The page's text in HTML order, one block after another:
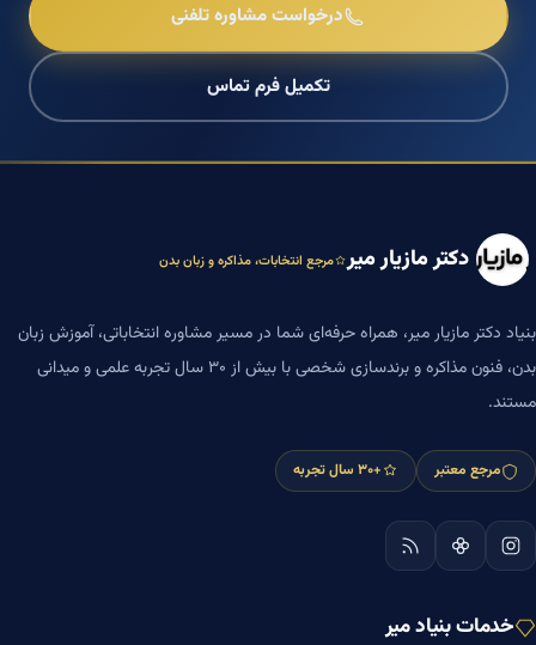
درخواست مشاوره تلفنی
تکمیل فرم تماس
دکتر مازیار میر مرجع انتخابات، مذاکره و زبان بدن
بنیاد دکتر مازیار میر، همراه حرفه‌ای شما در مسیر مشاوره انتخاباتی، آموزش زبان
بدن، فنون مذاکره و برندسازی شخصی با بیش از ۳۰ سال تجربه علمی و میدانی
مستند.
مرجع معتبر +۳۰ سال تجربه
خدمات بنیاد میر